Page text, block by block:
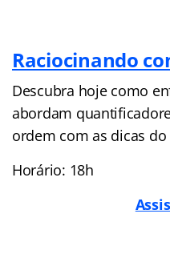
Raciocinando
Descubra hoje como
abordam
ordem com as dicas
Horário: 18h